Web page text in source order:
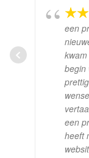
een
begin
een
heeft